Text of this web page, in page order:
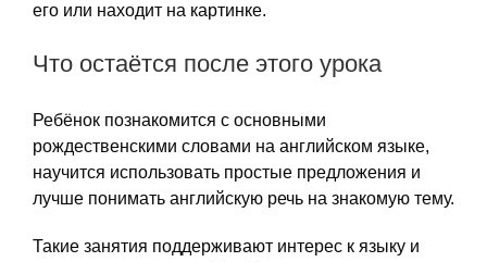
его или находит на картинке.
Что остаётся после этого урока
Ребёнок познакомится с основными
рождественскими словами на английском языке,
научится использовать простые предложения и
лучше понимать английскую речь на знакомую тему.
Такие занятия поддерживают интерес к языку и